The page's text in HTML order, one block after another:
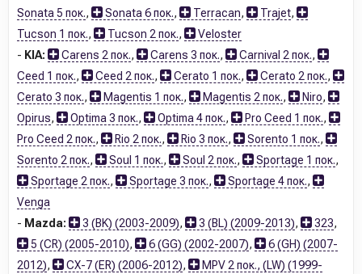
Sonata 5 пок., Sonata 6 пок., Terracan, Trajet,
Tucson 1 пок., Tucson 2 пок.,
Veloster
- KIA: Carens 2 пок., Carens 3 пок., Carnival 2 пок.,
Ceed 1 пок., Ceed 2 пок., Cerato 1 пок., Cerato 2 пок.,
Cerato 3 пок., Magentis 1 пок., Magentis 2 пок., Niro,
Opirus, Optima 3 пок., Optima 4 пок., Pro Ceed 1 пок.,
Pro Ceed 2 пок., Rio 2 пок., Rio 3 пок., Sorento 1 пок.,
Sorento 2 пок., Soul 1 пок., Soul 2 пок., Sportage 1 пок.,
Sportage 2 пок., Sportage 3 пок., Sportage 4 пок.,
Venga
- Mazda: 3 (BK) (2003-2009), 3 (BL) (2009-2013), 323,
5 (CR) (2005-2010), 6 (GG) (2002-2007),
6 (GH) (2007-
2012), CX-7 (ER) (2006-2012),
MPV 2 пок., (LW) (1999-